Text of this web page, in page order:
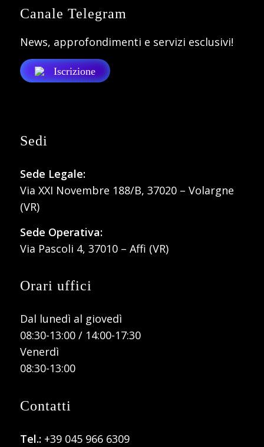
Canale Telegram
News, approfondimenti e servizi esclusivi!
Iscrizione
Sedi
Sede Legale:
Via XXI Novembre 188/B, 37020 – Volargne
(VR)
Sede Operativa:
Via Pascoli 4, 37010 – Affi (VR)
Orari uffici
Dal lunedì al giovedì
08:30-13:00 / 14:00-17:30
Venerdì
08:30-13:00
Contatti
Tel.: +39 045 966 6309